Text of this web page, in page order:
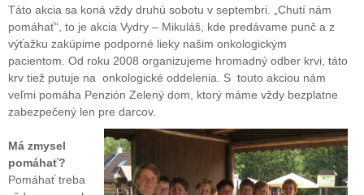
Táto akcia sa koná vždy druhú sobotu v septembri. „Chutí nám
pomáhať“, to je akcia Vydry – Mikuláš, kde predávame punč a z
výťažku zakúpime podporné lieky našim onkologickým
pacientom. Od roku 2008 organizujeme hromadný odber krvi, táto
krv tiež putuje na onkologické oddelenia. S touto akciou nám
veľmi pomáha Penzión Zelený dom, ktorý máme vždy bezplatne
zabezpečený len pre darcov.
Má zmysel
pomáhať?
Pomáhať treba